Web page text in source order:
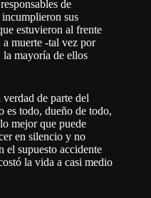
de
incumplieron sus
estuvieron al frente
muerte -tal vez por
la mayoría de ellos
de parte del
es todo, dueño de todo,
mejor que puede
en silencio y no
el supuesto accidente
la vida a casi medio